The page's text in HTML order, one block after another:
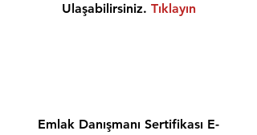
Ulaşabilirsiniz. Tıklayın
Emlak Danışmanı Sertifikası E-